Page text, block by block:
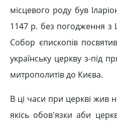
місцевого роду був
1147 р. без погодження
Собор єпископів
українську церкву з-під
митрополитів до Києва.
В ці часи при церкві жив
якісь обов'язки аби